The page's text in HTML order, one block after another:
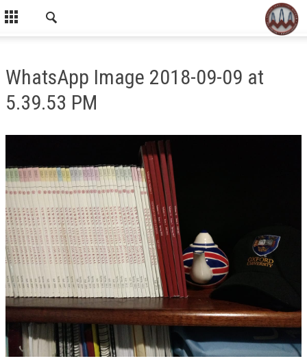
WhatsApp Image 2018-09-09 at
5.39.53 PM